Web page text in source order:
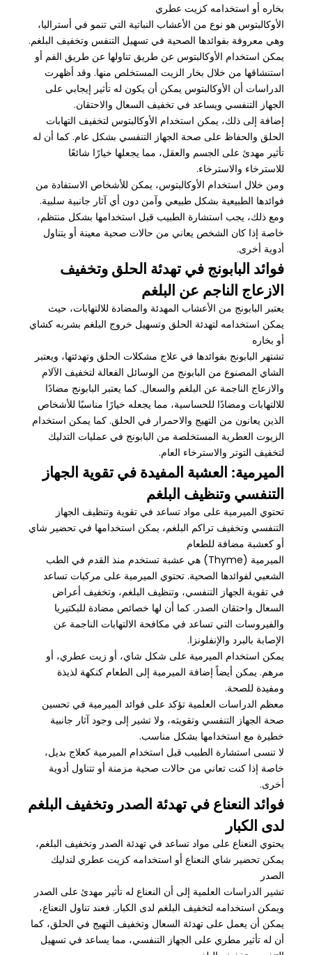
بخاره أو استخدامه كزيت عطري
الأوكالبتوس هو نوع من الأعشاب النباتية التي تنمو في أستراليا،
وهي معروفة بفوائدها الصحية في تسهيل التنفس وتخفيف البلغم.
يمكن استخدام الأوكالبتوس عن طريق تناولها عن طريق الفم أو
استنشاقها من خلال بخار الزيت المستخلص منها. وقد أظهرت
الدراسات أن الأوكالبتوس يمكن أن يكون له تأثير إيجابي على
الجهاز التنفسي ويساعد في تخفيف السعال والاحتقان.
إضافة إلى ذلك، يمكن استخدام الأوكالبتوس لتخفيف التهابات
الحلق والحفاظ على صحة الجهاز التنفسي بشكل عام. كما أن له
تأثير مهدئ على الجسم والعقل، مما يجعلها خيارًا شائعًا
للاسترخاء والاسترخاء.
ومن خلال استخدام الأوكالبتوس، يمكن للأشخاص الاستفادة من
فوائدها الطبيعية بشكل طبيعي وآمن دون أي آثار جانبية سلبية.
ومع ذلك، يجب استشارة الطبيب قبل استخدامها بشكل منتظم،
خاصة إذا كان الشخص يعاني من حالات صحية معينة أو يتناول
أدوية أخرى.
فوائد البابونج في تهدئة الحلق وتخفيف
الازعاج الناجم عن البلغم
يعتبر البابونج من الأعشاب المهدئة والمضادة للالتهابات، حيث
يمكن استخدامه لتهدئة الحلق وتسهيل خروج البلغم بشربه كشاي
أو بخاره
تشتهر البابونج بفوائدها في علاج مشكلات الحلق وتهدئتها، ويعتبر
الشاي المصنوع من البابونج من الوسائل الفعالة لتخفيف الآلام
والازعاج الناجمة عن البلغم والسعال. كما يعتبر البابونج مضادًا
للالتهابات ومضادًا للحساسية، مما يجعله خيارًا مناسبًا للأشخاص
الذين يعانون من التهيج والاحمرار في الحلق. كما يمكن استخدام
الزيوت العطرية المستخلصة من البابونج في عمليات التدليك
لتخفيف التوتر والاسترخاء العام.
الميرمية: العشبة المفيدة في تقوية الجهاز
التنفسي وتنظيف البلغم
تحتوي الميرمية على مواد تساعد في تقوية وتنظيف الجهاز
التنفسي وتخفيف تراكم البلغم، يمكن استخدامها في تحضير شاي
أو كعشبة مضافة للطعام
الميرمية (Thyme) هي عشبة تستخدم منذ القدم في الطب
الشعبي لفوائدها الصحية. تحتوي الميرمية على مركبات تساعد
في تقوية الجهاز التنفسي، وتنظيف البلغم، وتخفيف أعراض
السعال واحتقان الصدر. كما أن لها خصائص مضادة للبكتيريا
والفيروسات التي تساعد في مكافحة الالتهابات الناجمة عن
الإصابة بالبرد والإنفلونزا.
يمكن استخدام الميرمية على شكل شاي، أو زيت عطري، أو
مرهم. يمكن أيضاً إضافة الميرمية إلى الطعام كنكهة لذيذة
ومفيدة للصحة.
معظم الدراسات العلمية تؤكد على فوائد الميرمية في تحسين
صحة الجهاز التنفسي وتقويته، ولا تشير إلى وجود آثار جانبية
خطيرة مع استخدامها بشكل مناسب.
لا تنسى استشارة الطبيب قبل استخدام الميرمية كعلاج بديل،
خاصة إذا كنت تعاني من حالات صحية مزمنة أو تتناول أدوية
أخرى.
فوائد النعناع في تهدئة الصدر وتخفيف البلغم
لدى الكبار
يحتوي النعناع على مواد تساعد في تهدئة الصدر وتخفيف البلغم،
يمكن تحضير شاي النعناع أو استخدامه كزيت عطري لتدليك
الصدر
تشير الدراسات العلمية إلى أن النعناع له تأثير مهدئ على الصدر
ويمكن استخدامه لتخفيف البلغم لدى الكبار. فعند تناول النعناع،
يمكن أن يعمل على تهدئة السعال وتخفيف التهيج في الحلق، كما
أن له تأثير مطري على الجهاز التنفسي، مما يساعد في تسهيل